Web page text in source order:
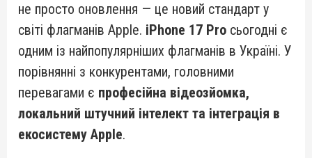
не просто оновлення — це новий стандарт у
світі флагманів Apple. iPhone 17 Pro сьогодні є
одним із найпопулярніших флагманів в Україні. У
порівнянні з конкурентами, головними
перевагами є професійна відеозйомка,
локальний штучний інтелект та інтеграція в
екосистему Apple.